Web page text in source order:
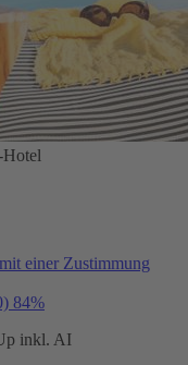
einer Zustimmung
84%
inkl. AI